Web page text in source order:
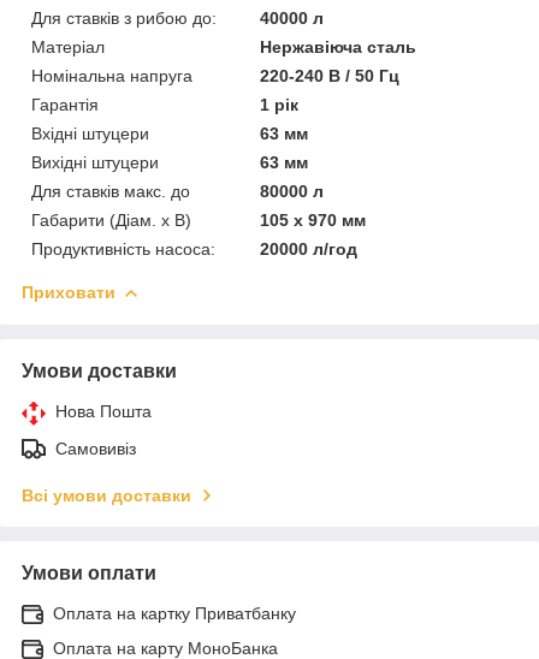
Для ставків з рибою до:
40000 л
Матеріал
Нержавіюча сталь
Номінальна напруга
220-240 В / 50 Гц
Гарантія
1 рік
Вхідні штуцери
63 мм
Вихідні штуцери
63 мм
Для ставків макс. до
80000 л
Габарити (Діам. х В)
105 х 970 мм
Продуктивність насоса:
20000 л/год
Приховати
Умови доставки
Нова Пошта
Самовивіз
Всі умови доставки
Умови оплати
Оплата на картку Приватбанку
Оплата на карту МоноБанка